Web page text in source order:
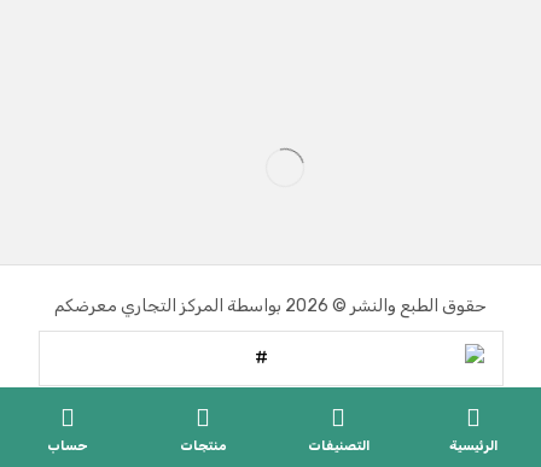
حقوق الطبع والنشر © 2026 بواسطة المركز التجاري معرضكم
الرئيسية التصنيفات منتجات حساب